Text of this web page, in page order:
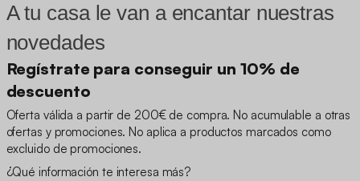
A tu casa le van a encantar nuestras
novedades
Regístrate para conseguir un 10% de
descuento
Oferta válida a partir de 200€ de compra. No acumulable a otras
ofertas y promociones. No aplica a productos marcados como
excluido de promociones.
¿Qué información te interesa más?